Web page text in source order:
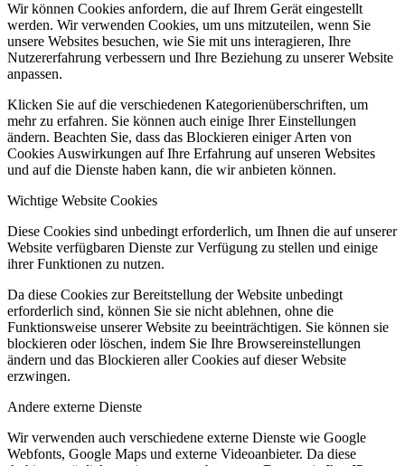
Wir können Cookies anfordern, die auf Ihrem Gerät eingestellt
werden. Wir verwenden Cookies, um uns mitzuteilen, wenn Sie
unsere Websites besuchen, wie Sie mit uns interagieren, Ihre
Nutzererfahrung verbessern und Ihre Beziehung zu unserer Website
anpassen.
Klicken Sie auf die verschiedenen Kategorienüberschriften, um
mehr zu erfahren. Sie können auch einige Ihrer Einstellungen
ändern. Beachten Sie, dass das Blockieren einiger Arten von
Cookies Auswirkungen auf Ihre Erfahrung auf unseren Websites
und auf die Dienste haben kann, die wir anbieten können.
Wichtige Website Cookies
Diese Cookies sind unbedingt erforderlich, um Ihnen die auf unserer
Website verfügbaren Dienste zur Verfügung zu stellen und einige
ihrer Funktionen zu nutzen.
Da diese Cookies zur Bereitstellung der Website unbedingt
erforderlich sind, können Sie sie nicht ablehnen, ohne die
Funktionsweise unserer Website zu beeinträchtigen. Sie können sie
blockieren oder löschen, indem Sie Ihre Browsereinstellungen
ändern und das Blockieren aller Cookies auf dieser Website
erzwingen.
Andere externe Dienste
Wir verwenden auch verschiedene externe Dienste wie Google
Webfonts, Google Maps und externe Videoanbieter. Da diese